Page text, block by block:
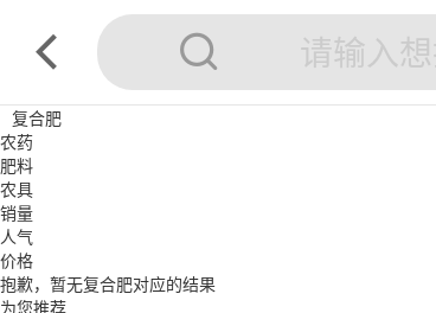
复合肥
农药
肥料
农具
销量
人气
价格
抱歉，暂无复合肥对应的结果
为您推荐